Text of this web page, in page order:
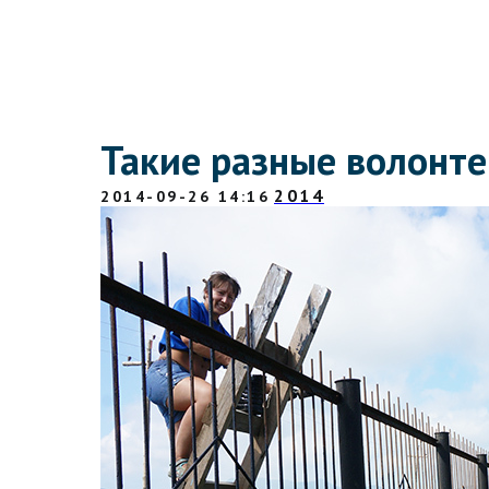
Такие разные
2014-09-26 14:16 2014